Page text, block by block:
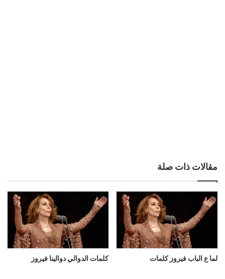
مقالات ذات صلة
لما ع الباب فيروز كلمات كلمات الدوالي دوالينا فيروز